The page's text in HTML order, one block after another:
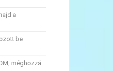
a
be
méghozzá